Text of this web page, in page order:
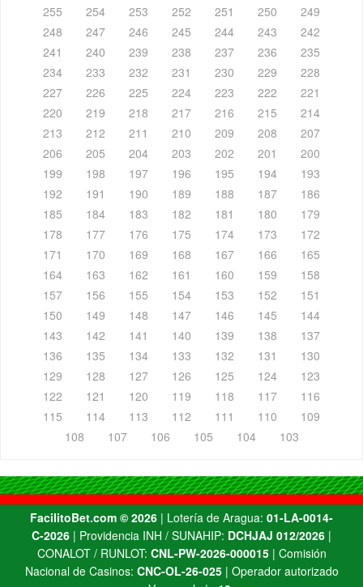
255
254 253 252 251 250
249
248
247 246 245 244 243
242
241
240 239 238 237 236
235
234
233 232 231 230 229
228
227
226 225 224 223 222
221
220
219 218 217 216 215
214
213
212 211 210 209 208
207
206
205 204 203 202 201
200
199
198 197 196 195 194
193
192
191 190 189 188 187
186
185
184 183 182 181 180
179
178
177 176 175 174 173
172
171
170 169 168 167 166
165
164
163 162 161 160 159
158
157
156 155 154 153 152
151
150
149 148 147 146 145
144
143
142 141 140 139 138
137
136
135 134 133 132 131
130
129
128 127 126 125 124
123
122
121 120 119 118 117
116
115
114 113 112 111 110
109
108
107 106 105 104 103
FacilitoBet.com ©️ 2026 | Lotería de Aragua: 01-LA-0014-
C-2026 | Providencia INH / SUNAHIP: DCHJAJ 012/2026 |
CONALOT / RUNLOT: CNL-PW-2026-000015| Comisión
Nacional de Casinos: CNC-OL-26-025| Operador autorizado